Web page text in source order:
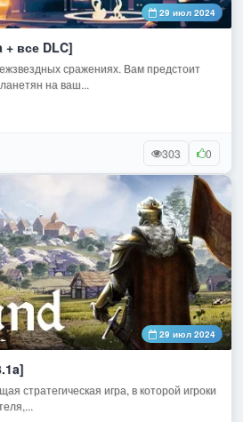
29 июл 2024
+ все DLC]
сражениях. Вам предстоит
на ваш...
303 0
29 июл 2024
стратегическая игра, в которой игроки